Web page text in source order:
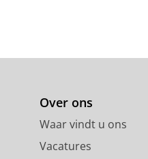
Over ons
Waar vindt u ons
Vacatures